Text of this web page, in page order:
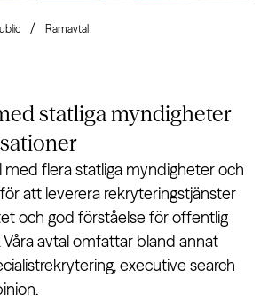
Ramavtal
statliga myndigheter
med flera statliga myndigheter och
att leverera rekryteringstjänster
och god förståelse för offentlig
avtal omfattar bland annat
executive search